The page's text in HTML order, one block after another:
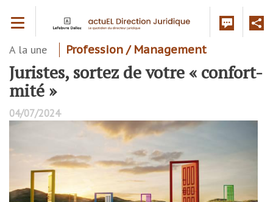
contenu
A la une Profession / Management
Juristes, sortez de votre « confort-
mité »
04/07/2024